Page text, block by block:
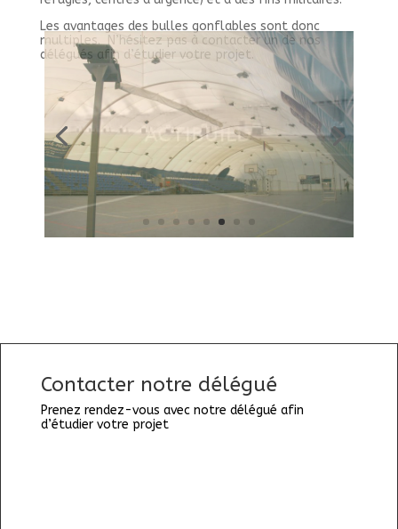
Les avantages des bulles gonflables sont donc
multiples. N’hésitez pas à contacter un de nos
délégués afin d’étudier votre projet.
Contacter notre délégué
Prenez rendez-vous avec notre délégué afin
d’étudier votre projet